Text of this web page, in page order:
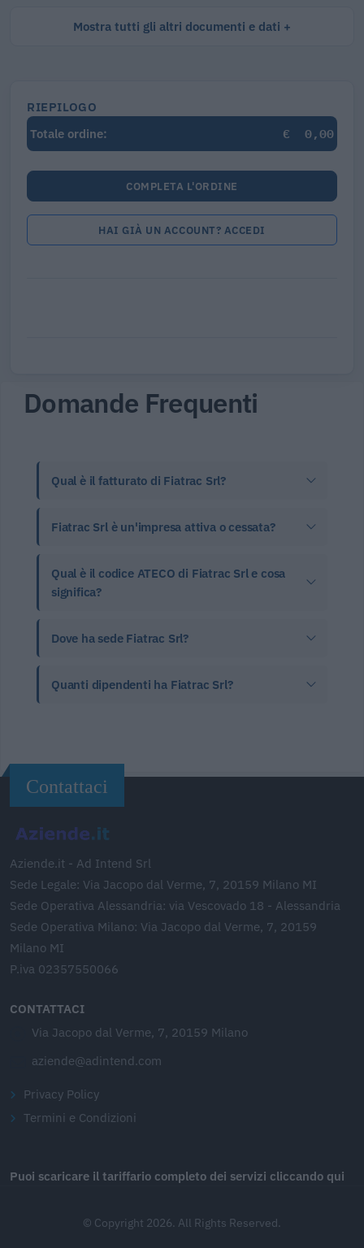
Mostra tutti gli altri documenti e dati
RIEPILOGO
Totale ordine:
€ 0,00
COMPLETA L'ORDINE
HAI GIÀ UN ACCOUNT? ACCEDI
Domande Frequenti
Qual è il fatturato di Fiatrac Srl?
Fiatrac Srl è un'impresa attiva o cessata?
Qual è il codice ATECO di Fiatrac Srl e cosa
significa?
Dove ha sede Fiatrac Srl?
Quanti dipendenti ha Fiatrac Srl?
Contattaci
Aziende.it - Ad Intend Srl
Sede Legale: Via Jacopo dal Verme, 7, 20159 Milano MI
Sede Operativa Alessandria: via Vescovado 18 - Alessandria
Sede Operativa Milano: Via Jacopo dal Verme, 7, 20159
Milano MI
P.iva 02357550066
CONTATTACI
Via Jacopo dal Verme, 7, 20159 Milano
aziende@adintend.com
Privacy Policy
Termini e Condizioni
Puoi scaricare il tariffario completo dei servizi cliccando qui
© Copyright 2026. All Rights Reserved.